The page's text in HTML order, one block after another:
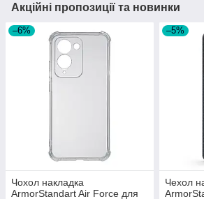
Акційні пропозиції та новинки
–6%
Чохол накладка
ArmorStandart Air Force для
–5%
Чехол